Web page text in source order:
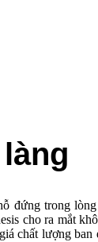
đứng trong
cho ra mắt
chất lượng